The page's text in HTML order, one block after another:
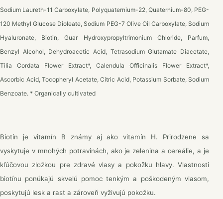
Sodium Laureth-11 Carboxylate, Polyquaternium-22, Quaternium-80, PEG-
120 Methyl Glucose Dioleate, Sodium PEG-7 Olive Oil Carboxylate, Sodium
Hyaluronate, Biotin, Guar Hydroxypropyltrimonium Chloride, Parfum,
Benzyl Alcohol, Dehydroacetic Acid, Tetrasodium Glutamate Diacetate,
Tilia Cordata Flower Extract*, Calendula Officinalis Flower Extract*,
Ascorbic Acid, Tocopheryl Acetate, Citric Acid, Potassium Sorbate, Sodium
Benzoate. * Organically cultivated
Biotín je vitamín B známy aj ako vitamín H. Prirodzene sa
vyskytuje v mnohých potravinách, ako je zelenina a cereálie, a je
kľúčovou zložkou pre zdravé vlasy a pokožku hlavy. Vlastnosti
biotínu ponúkajú skvelú pomoc tenkým a poškodeným vlasom,
poskytujú lesk a rast a zároveň vyživujú pokožku.